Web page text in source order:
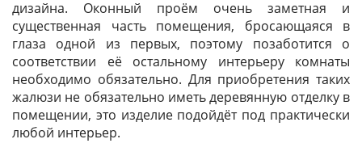
дизайна. Оконный проём очень заметная и
существенная часть помещения, бросающаяся в
глаза одной из первых, поэтому позаботится о
соответствии её остальному интерьеру комнаты
необходимо обязательно. Для приобретения таких
жалюзи не обязательно иметь деревянную отделку в
помещении, это изделие подойдёт под практически
любой интерьер.